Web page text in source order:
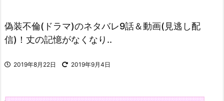
偽装不倫(ドラマ)のネタバレ9話＆動画(見逃し配
信)！丈の記憶がなくなり..
2019年8月22日 2019年9月4日